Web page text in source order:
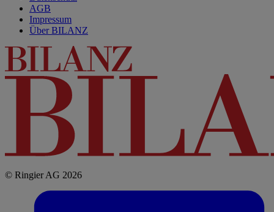
AGB
Impressum
Über BILANZ
© Ringier AG 2026